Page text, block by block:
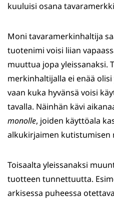
kuuluisi osana
Moni tavaramerkinhaltija
tuotenimi voisi liian
muuttua jopa yleissanaksi.
merkinhaltijalla ei enää
vaan kuka hyvänsä voisi
tavalla. Näinhän kävi
monolle, joiden käyttöala
alkukirjaimen kutistumisen
Toisaalta yleissanaksi
tuotteen tunnettuutta.
arkisessa puheessa